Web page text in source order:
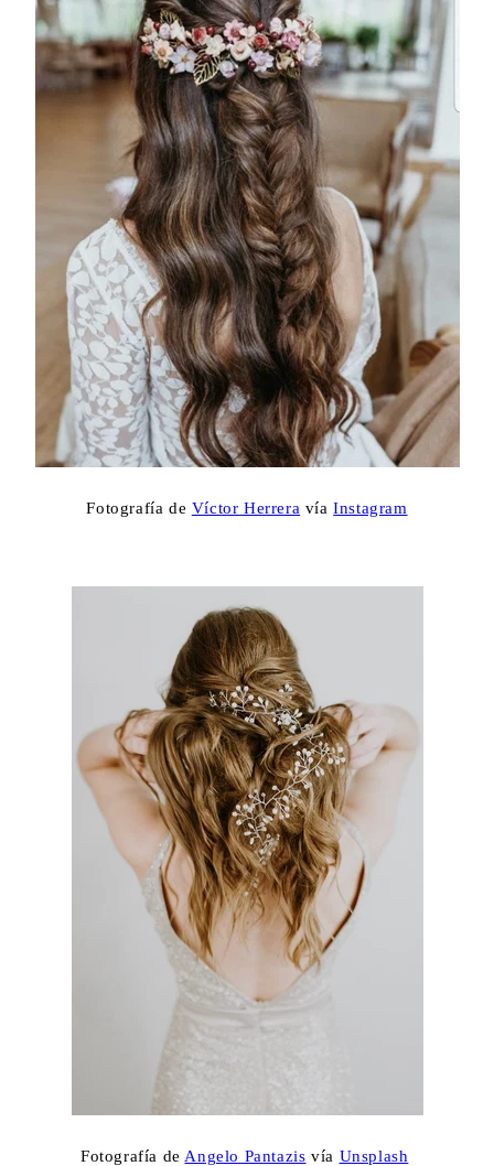
Fotografía de Víctor Herrera víaInstagram
Fotografía de Angelo Pantazis vía Unsplash